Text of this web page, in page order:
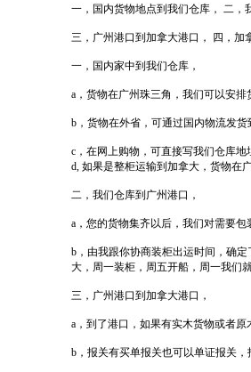
一，国内货物地点到我们仓库， 二，
三，广州港口到加拿大港口， 四，加
一，国内家中到我们仓库，
a，货物在广州珠三角，我们可以安排
b，货物在外省，可通过国内物流发
c，在网上购物，可直接写我们仓库
d, 如果是整柜运输到加拿大，货物在
二，我们仓库到广州港口，
a，您的货物集齐以后，我们对需要包
b，由我跟你协商装柜出运时间，确
大，周一装柜，周五开船，周一我们
三，广州港口到加拿大港口，
a，到了港口，如果有实木货物或者
b，报关有买单报关也可以单证报关